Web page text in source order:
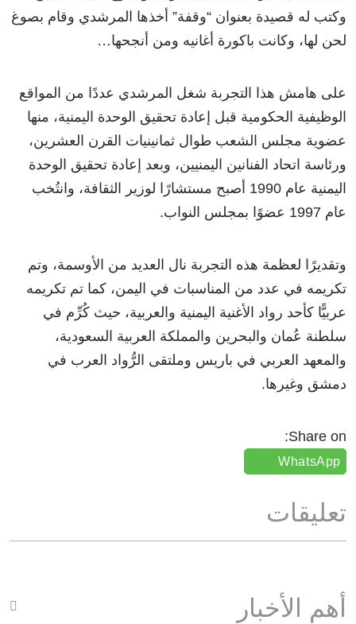
وكتب له قصيدة بعنوان “وقفة” أخذها المرشدي وقام بصوغ
لحن لها، وكانت باكورة أغانيه ومن أنجحها…
على هامش هذا التجربة شغل المرشدي عددًا من المواقع
الوظيفية الحكومية قبل إعادة تحقيق الوحدة اليمنية، منها
عضوية مجلس الشعب طوال ثمانينيات القرن العشرين،
ورئاسة اتحاد الفنانين اليمنيين، وبعد إعادة تحقيق الوحدة
اليمنية عام 1990 أصبح مستشارًا لوزير الثقافة، وانتُخب
عام 1997 عضوًا بمجلس النواب.
وتقديرًا لعظمة هذه التجربة نال العديد من الأوسمة، وتم
تكريمه في عدد من المناسبات في اليمن، كما تم تكريمه
عربيًّا كأحد رواد الأغنية اليمنية والعربية، حيث كُرِّم في
سلطنة عُمان والبحرين والمملكة العربية السعودية،
والمعهد العربي في باريس ‏وملتقى الرُّواد العرب في
دمشق وغيرها.
Share on:
WhatsApp
تعليقات
أهم الأخبار